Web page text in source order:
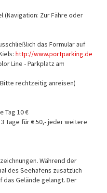
(Navigation: Zur Fähre oder
das Formular auf
http://www.portparking.de
Line - Parkplatz am
rechtzeitig anreisen)
Tag 10 €
Tage für € 50,- jeder weitere
Während der
des Seehafens zusätzlich
das Gelände gelangt. Der